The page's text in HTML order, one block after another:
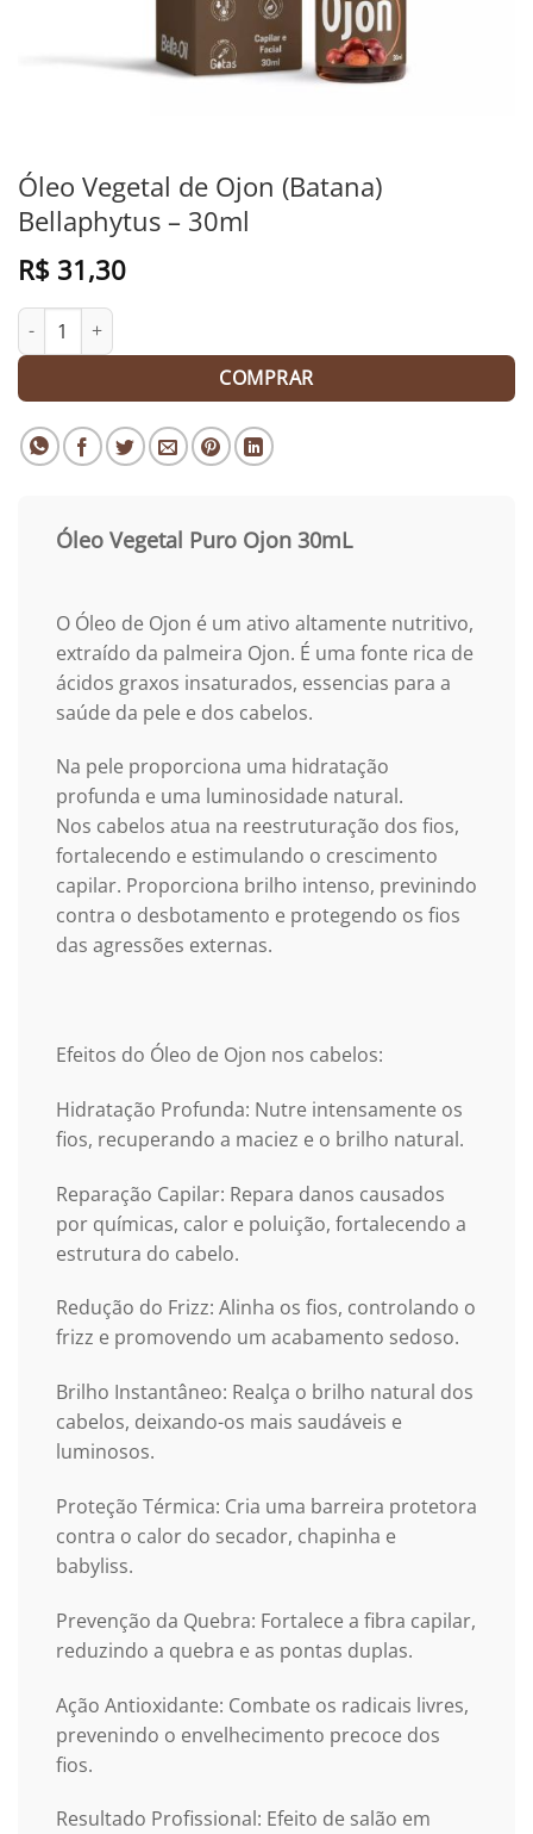
Óleo Vegetal de Ojon (Batana)
Bellaphytus – 30ml
R$ 31,30
Óleo Vegetal de Ojon (Batana) Bellaphytus - 30ml quantidade
COMPRAR
Óleo Vegetal Puro Ojon 30mL
O Óleo de Ojon é um ativo altamente nutritivo,
extraído da palmeira Ojon. É uma fonte rica de
ácidos graxos insaturados, essencias para a
saúde da pele e dos cabelos.
Na pele proporciona uma hidratação
profunda e uma luminosidade natural.
Nos cabelos atua na reestruturação dos fios,
fortalecendo e estimulando o crescimento
capilar. Proporciona brilho intenso, previnindo
contra o desbotamento e protegendo os fios
das agressões externas.
Efeitos do Óleo de Ojon nos cabelos:
Hidratação Profunda: Nutre intensamente os
fios, recuperando a maciez e o brilho natural.
Reparação Capilar: Repara danos causados
por químicas, calor e poluição, fortalecendo a
estrutura do cabelo.
Redução do Frizz: Alinha os fios, controlando o
frizz e promovendo um acabamento sedoso.
Brilho Instantâneo: Realça o brilho natural dos
cabelos, deixando-os mais saudáveis e
luminosos.
Proteção Térmica: Cria uma barreira protetora
contra o calor do secador, chapinha e
babyliss.
Prevenção da Quebra: Fortalece a fibra capilar,
reduzindo a quebra e as pontas duplas.
Ação Antioxidante: Combate os radicais livres,
prevenindo o envelhecimento precoce dos
fios.
Resultado Profissional: Efeito de salão em